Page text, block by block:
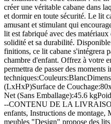
créer une véritable cabane dans
et dormir en toute sécurité. Le lit
amusant et stimulant qui
lit est fabriqué avec des
solidité et sa durabilité.
finitions, ce lit cabane s'intégrera
chambre d'enfant. Offrez à votre
permettra de passer des
(LxHxP)Surface de
Net (Sans Emballage):45.6
--CONTENU DE LA
enfants, Instructions de montage,
meubles "Design" propose des